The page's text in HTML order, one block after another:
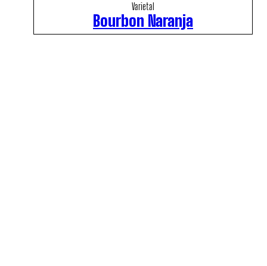
Varietal
Bourbon Naranja